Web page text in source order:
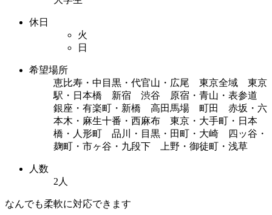
休日
火
日
希望場所
恵比寿・中目黒・代官山・広尾 東京全域 東京
駅・日本橋 新宿 渋谷 原宿・青山・表参道
銀座・有楽町・新橋 高田馬場 町田 赤坂・六
本木・麻生十番・西麻布 東京・大手町・日本
橋・人形町 品川・目黒・田町・大崎 四ッ谷・
麹町・市ヶ谷・九段下 上野・御徒町・浅草
人数
2人
なんでも柔軟に対応できます